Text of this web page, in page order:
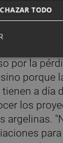
tiene una
está
general de
por la
porque
a día
los
argelinas.
TODO